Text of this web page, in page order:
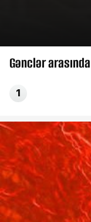
Gənclər
1